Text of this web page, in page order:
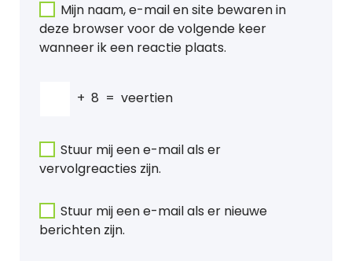
Mijn naam, e-mail en site bewaren in
deze browser voor de volgende keer
wanneer ik een reactie plaats.
+ 8 = veertien
Stuur mij een e-mail als er
vervolgreacties zijn.
Stuur mij een e-mail als er nieuwe
berichten zijn.